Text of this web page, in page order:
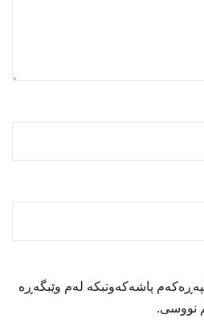
پاشەکەوتبکە لەم وێبگەڕە
نووسی.